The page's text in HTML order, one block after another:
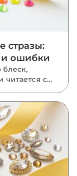
стразы:
и ошибки
блеск,
читается с
лучше
с чем